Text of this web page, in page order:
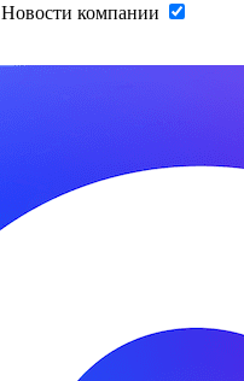
Новости компании